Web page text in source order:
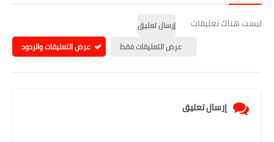
ليست هناك تعليقات
إرسال تعليق
عرض التعليقات فقط
عرض التعليقات والردود
إرسال تعليق